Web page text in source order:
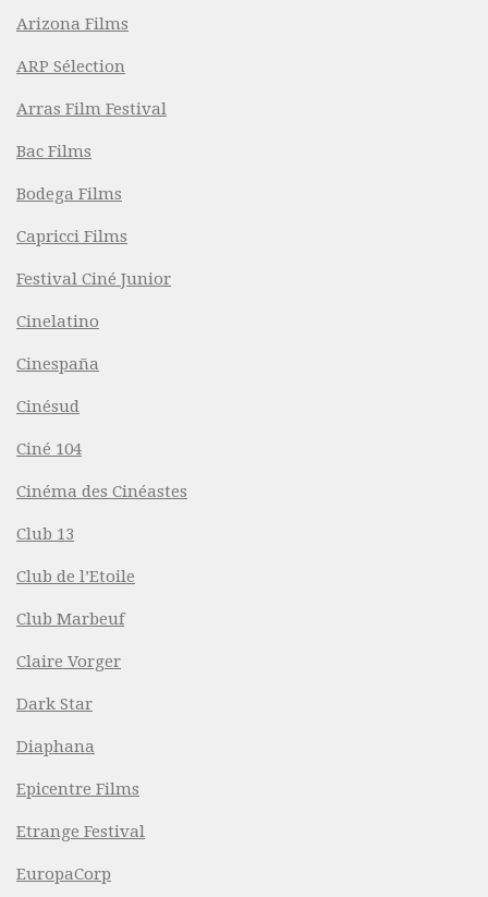
Arizona Films
ARP Sélection
Arras Film Festival
Bac Films
Bodega Films
Capricci Films
Festival Ciné Junior
Cinelatino
Cinespaña
Cinésud
Ciné 104
Cinéma des Cinéastes
Club 13
Club de l’Etoile
Club Marbeuf
Claire Vorger
Dark Star
Diaphana
Epicentre Films
Etrange Festival
EuropaCorp